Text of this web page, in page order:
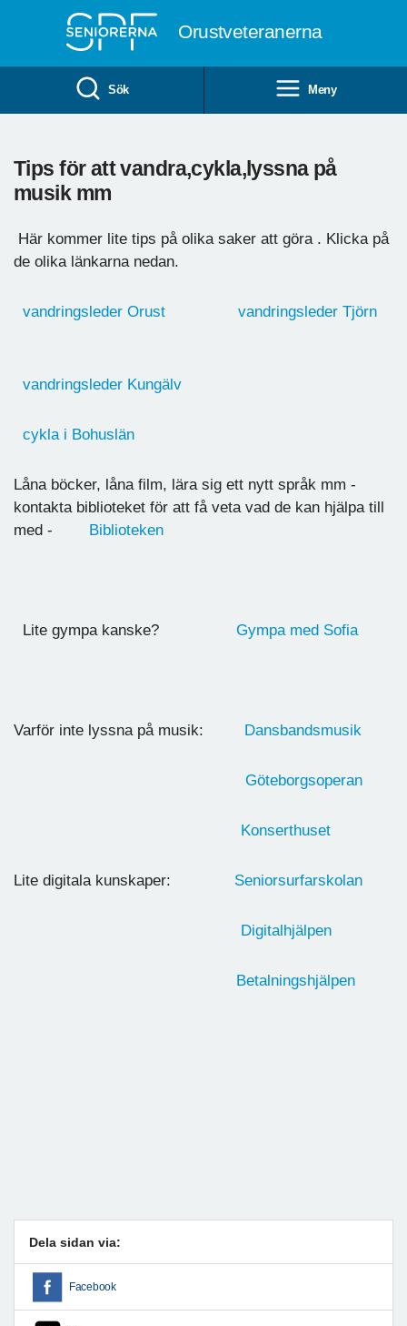
Orustveteranerna
Sök Meny
Tips för att vandra,cykla,lyssna på
musik mm
Här kommer lite tips på olika saker att göra . Klicka på
de olika länkarna nedan.
vandringsleder Orust vandringsleder Tjörn
vandringsleder Kungälv
cykla i Bohuslän
Låna böcker, låna film, lära sig ett nytt språk mm -
kontakta biblioteket för att få veta vad de kan hjälpa till
med -
Biblioteken
Lite gympa kanske? Gympa med Sofia
Varför inte lyssna på musik: Dansbandsmusik
Göteborgsoperan
Konserthuset
Lite digitala kunskaper: Seniorsurfarskolan
Digitalhjälpen
Betalningshjälpen
Dela sidan via:
Facebook